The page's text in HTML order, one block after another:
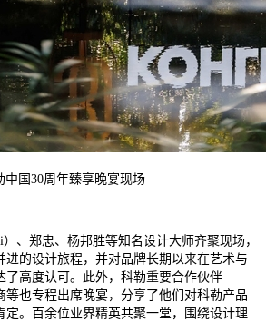
中国30周年臻享晚宴现场
、郑忠、杨邦胜等知名设计大师齐聚现场，
进的设计旅程，并对品牌长期以来在艺术与
了高度认可。此外，科勒重要合作伙伴——
等也专程出席晚宴，分享了他们对科勒产品
定。百余位业界精英共聚一堂，围绕设计理